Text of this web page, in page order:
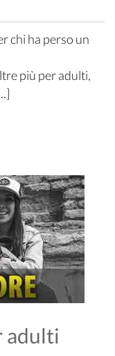
chi ha perso un
più per adulti,
adulti